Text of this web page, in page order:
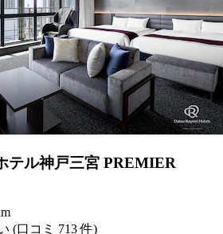
テル神戸三宮 PREMIER
(口コミ 713 件)